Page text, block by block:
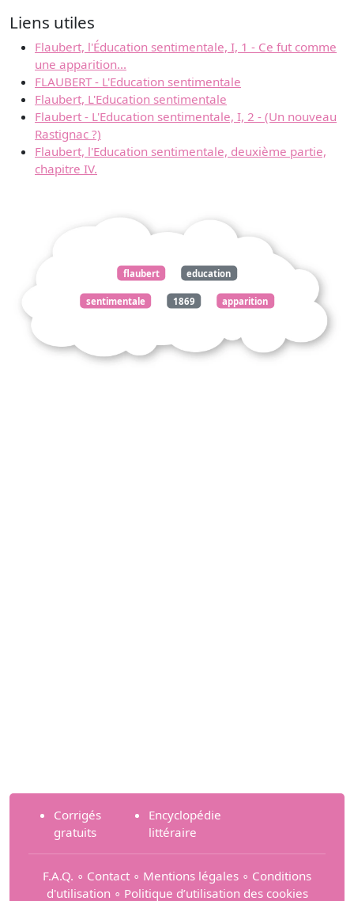
Liens utiles
Flaubert, l'Éducation sentimentale, I, 1 - Ce fut comme
une apparition...
FLAUBERT - L'Education sentimentale
Flaubert, L'Education sentimentale
Flaubert - L'Education sentimentale, I, 2 - (Un nouveau
Rastignac ?)
Flaubert, l'Education sentimentale, deuxième partie,
chapitre IV.
flaubert education
sentimentale 1869 apparition
Corrigés
gratuits
Encyclopédie
littéraire
F.A.Q. ∘ Contact ∘ Mentions légales ∘ Conditions
d'utilisation ∘ Politique d’utilisation des cookies